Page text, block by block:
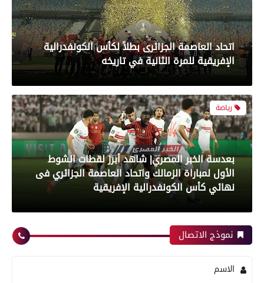
بعدسة الخبر المصري| شاهد أبرز لقطات الشوط
الأول لمباراة الزمالك واتحاد العاصمة الجزائري فى
نهائي كأس الكونفدرالية الإفريقية
رياضة
بعدسة الخبر المصري| شاهد أبرز لقطات مباراة زد و
بيراميدز فى نهائى كأس مصر
رياضة
نموذج الاتصال
الاسم